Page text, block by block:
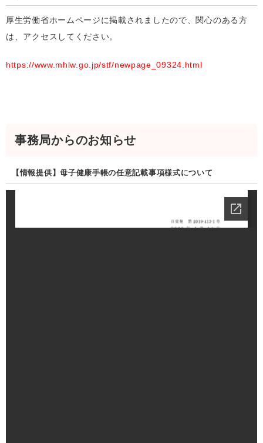
厚生労働省ホームページに掲載されましたので、関心のある方
は、アクセスしてください。
https://www.mhlw.go.jp/stf/newpage_09324.html
事務局からのお知らせ
【情報提供】母子健康手帳の任意記載事項様式について